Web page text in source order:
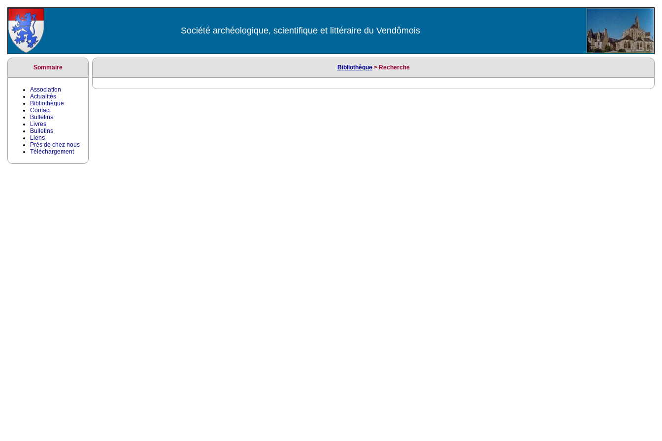
Société archéologique, scientifique et littéraire du Vendômois
Sommaire
Association
Actualités
Bibliothèque
Contact
Bulletins
Livres
Bulletins
Liens
Près de chez nous
Téléchargement
Bibliothèque> Recherche